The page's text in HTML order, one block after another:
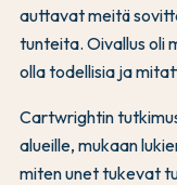
auttavat meitä
tunteita. Oivallus oli
olla todellisia ja
Cartwrightin
alueille, mukaan
miten unet tukevat